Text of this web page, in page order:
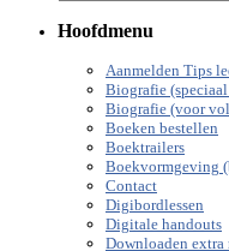
Hoofdmenu
Aanmelden Tips
Biografie
Biografie (voor
Boeken bestellen
Boektrailers
Boekvormgeving
Contact
Digibordlessen
Digitale handouts
Downloaden extra